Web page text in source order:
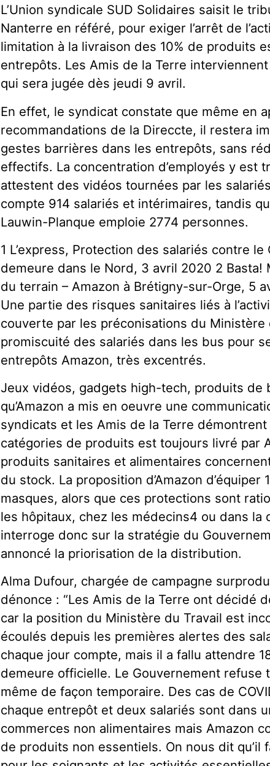
L’Union syndicale SUD Solidaires saisit le
Nanterre en référé, pour exiger l’arrêt de
limitation à la livraison des 10% de produits
entrepôts. Les Amis de la Terre
qui sera jugée dès jeudi 9 avril.
En effet, le syndicat constate que même en
recommandations de la Direccte, il restera
gestes barrières dans les entrepôts, sans
effectifs. La concentration d’employés y est
attestent des vidéos tournées par les
compte 914 salariés et intérimaires, tandis
Lauwin-Planque emploie 2774 personnes.
1 L’express, Protection des salariés contre
demeure dans le Nord, 3 avril 2020 2 Basta!
du terrain – Amazon à Brétigny-sur-Orge, 5
Une partie des risques sanitaires liés à
couverte par les préconisations du
promiscuité des salariés dans les bus pour
entrepôts Amazon, très excentrés.
Jeux vidéos, gadgets high-tech, produits de
qu’Amazon a mis en oeuvre une
syndicats et les Amis de la Terre
catégories de produits est toujours livré par
produits sanitaires et alimentaires
du stock. La proposition d’Amazon d’équiper
masques, alors que ces protections sont
les hôpitaux, chez les médecins4 ou dans la
interroge donc sur la stratégie du
annoncé la priorisation de la distribution.
Alma Dufour, chargée de campagne
dénonce : “Les Amis de la Terre ont décidé
car la position du Ministère du Travail est
écoulés depuis les premières alertes des
chaque jour compte, mais il a fallu attendre
demeure officielle. Le Gouvernement refuse
même de façon temporaire. Des cas de
chaque entrepôt et deux salariés sont dans
commerces non alimentaires mais Amazon
de produits non essentiels. On nous dit qu’il